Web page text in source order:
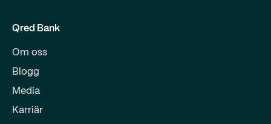
Qred Bank
Om oss
Blogg
Media
Karriär